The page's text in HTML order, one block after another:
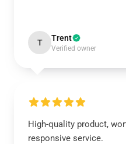
T Trent
Verified owner
High-quality product,
responsive service.